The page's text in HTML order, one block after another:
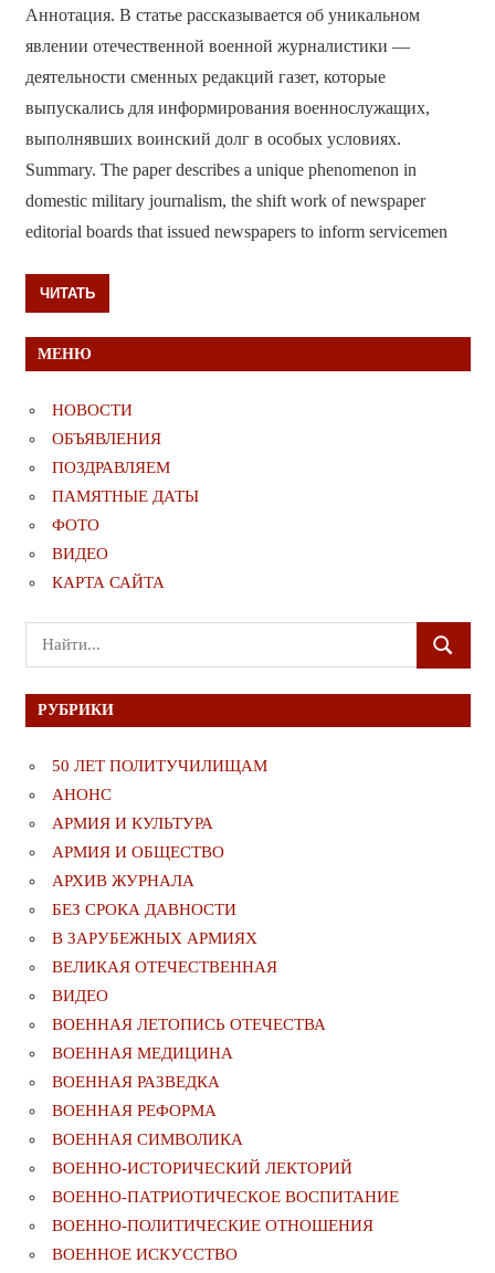
Аннотация. В статье рассказывается об уникальном
явлении отечественной военной журналистики —
деятельности сменных редакций газет, которые
выпускались для информирования военнослужащих,
выполнявших воинский долг в особых условиях.
Summary. The paper describes a unique phenomenon in
domestic military journalism, the shift work of newspaper
editorial boards that issued newspapers to inform servicemen
ЧИТАТЬ
МЕНЮ
НОВОСТИ
ОБЪЯВЛЕНИЯ
ПОЗДРАВЛЯЕМ
ПАМЯТНЫЕ ДАТЫ
ФОТО
ВИДЕО
КАРТА САЙТА
Поиск
для:
ПОИСК
РУБРИКИ
50 ЛЕТ ПОЛИТУЧИЛИЩАМ
АНОНС
АРМИЯ И КУЛЬТУРА
АРМИЯ И ОБЩЕСТВО
АРХИВ ЖУРНАЛА
БЕЗ СРОКА ДАВНОСТИ
В ЗАРУБЕЖНЫХ АРМИЯХ
ВЕЛИКАЯ ОТЕЧЕСТВЕННАЯ
ВИДЕО
ВОЕННАЯ ЛЕТОПИСЬ ОТЕЧЕСТВА
ВОЕННАЯ МЕДИЦИНА
ВОЕННАЯ РАЗВЕДКА
ВОЕННАЯ РЕФОРМА
ВОЕННАЯ СИМВОЛИКА
ВОЕННО-ИСТОРИЧЕСКИЙ ЛЕКТОРИЙ
ВОЕННО-ПАТРИОТИЧЕСКОЕ ВОСПИТАНИЕ
ВОЕННО-ПОЛИТИЧЕСКИE ОТНОШЕНИЯ
ВОЕННОЕ ИСКУССТВО